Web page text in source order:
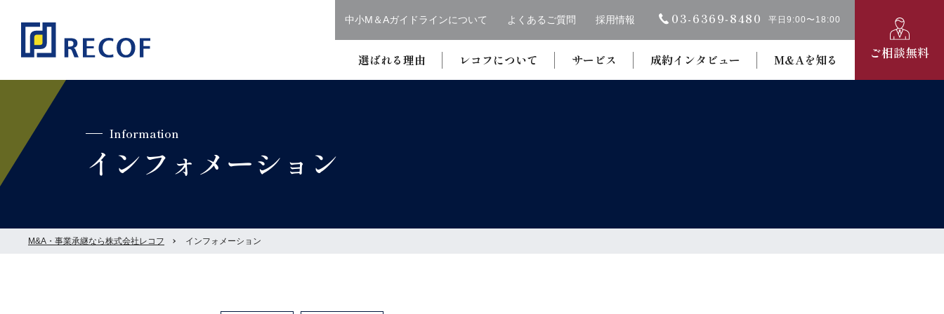
中小M＆Aガイドラインについて よくあるご質問 採用情報 03-6369‐8480 平日9:00〜18:00
選ばれる理由 レコフについて サービス 成約インタビュー M&Aを知る ご相談無料
Information
インフォメーション
M&A・事業承継なら株式会社レコフ インフォメーション